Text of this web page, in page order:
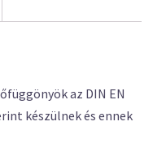
az DIN EN
készülnek és ennek